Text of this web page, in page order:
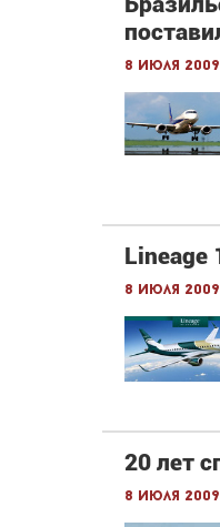
8 июля 2009
Lineage
8 июля 2009
20 лет
8 июля 2009